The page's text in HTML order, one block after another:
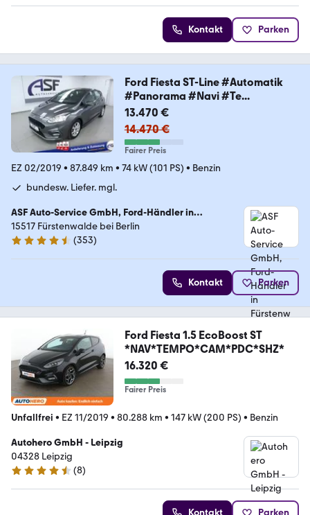
Kontakt Parken
Ford Fiesta ST-Line #Automatik
#Panorama #Navi #Te...
13.470 €
14.470 €
Fairer Preis
EZ 02/2019 • 87.849 km • 74 kW (101 PS) • Benzin
bundesw. Liefer. mgl.
ASF Auto-Service GmbH, Ford-Händler in
Fürstenwalde bei Berlin
15517 Fürstenwalde bei Berlin
4.6 Sterne
(353)
Kontakt Parken
Ford Fiesta 1.5 EcoBoost ST
*NAV*TEMPO*CAM*PDC*SHZ*
16.320 €
Fairer Preis
Unfallfrei • EZ 11/2019 • 80.288 km • 147 kW (200 PS) • Benzin
Autohero GmbH - Leipzig
04328 Leipzig
4.3 Sterne
(8)